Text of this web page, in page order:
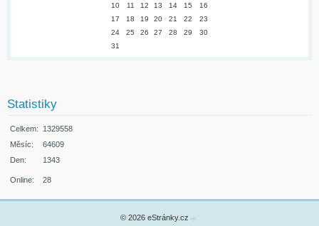
10
11 12 13 14 15
16
17
18 19 20 21 22
23
24
25 26 27 28 29
30
31
Statistiky
Online: 28
Celkem:
1329558
Měsíc:
64609
Den:
1343
© 2026 eStránky.cz